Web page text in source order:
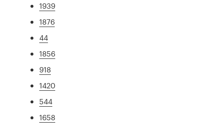
1939
1876
44
1856
918
1420
544
1658